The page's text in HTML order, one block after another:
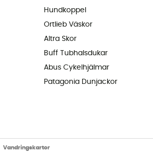
Hundkoppel
Ortlieb Väskor
Altra Skor
Buff Tubhalsdukar
Abus Cykelhjälmar
Patagonia Dunjackor
Vandringskartor